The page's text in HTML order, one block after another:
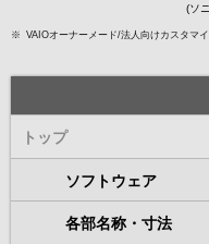
(ソ
※ VAIOオーナーメード/法人向けカスタマ
トップ
ソフトウェア
各部名称・寸法